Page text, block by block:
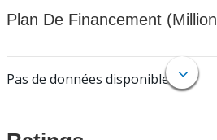
Plan De Financement
Pas de données disponibles.